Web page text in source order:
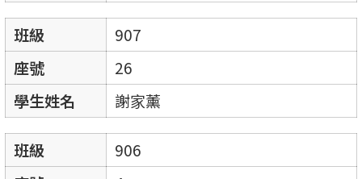
班級
907
座號
26
學生姓名
謝家薰
班級
906